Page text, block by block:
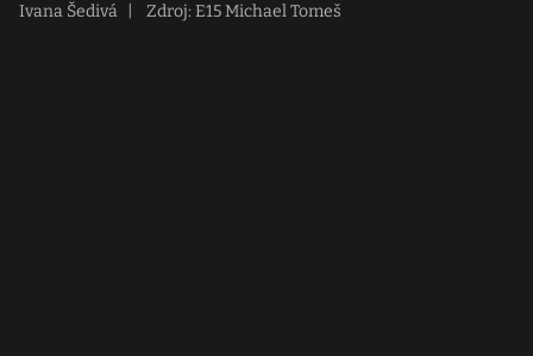
Ivana Šedivá Zdroj: E15 Michael Tomeš